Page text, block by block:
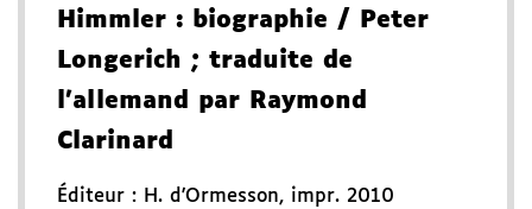
Himmler : biographie / Peter
Longerich ; traduite de
l'allemand par Raymond
Clarinard
Éditeur : H. d'Ormesson, impr. 2010